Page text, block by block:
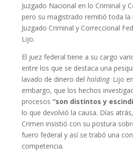
Juzgado Nacional en lo Criminal y
pero su magistrado remitió toda la
Juzgado Criminal y Correccional
Lijo.
El juez federal tiene a su cargo
entre los que se destaca una
lavado de dinero del holding. Lijo
embargo, que los hechos
procesos “son distintos y
lo que devolvió la causa. Días
Crimen insistió con su postura
fuero federal y así se trabó una
competencia.